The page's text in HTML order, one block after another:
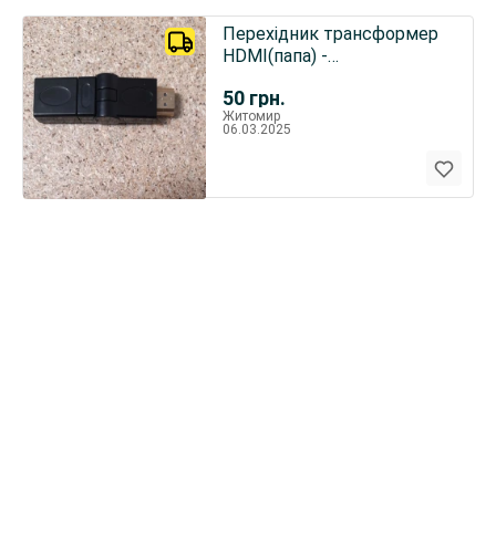
50 грн.
Перехідник трансформер
HDMI(папа) -
HDMI.
Житомир
06.03.2025